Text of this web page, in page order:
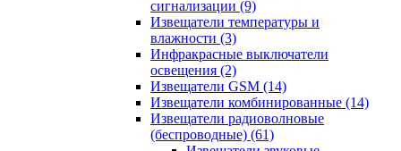
сигнализации (9)
Извещатели температуры и
влажности (3)
Инфракрасные выключатели
освещения (2)
Извещатели GSM (14)
Извещатели комбинированные (14)
Извещатели радиоволновые
(беспроводные) (61)